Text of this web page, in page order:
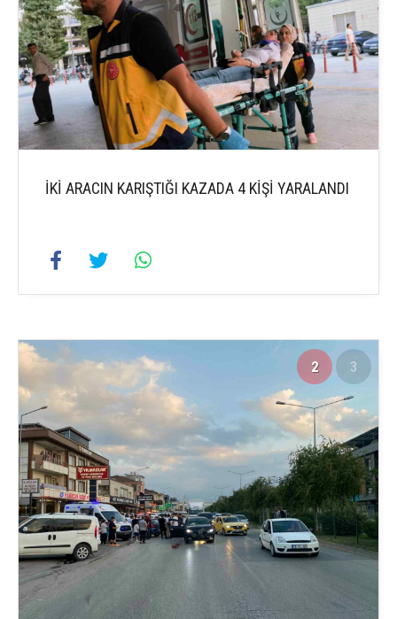
İKİ ARACIN KARIŞTIĞI KAZADA 4 KİŞİ YARALANDI
2 3